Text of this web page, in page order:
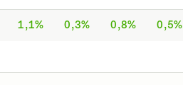
1,1% 0,3% 0,8% 0,5%